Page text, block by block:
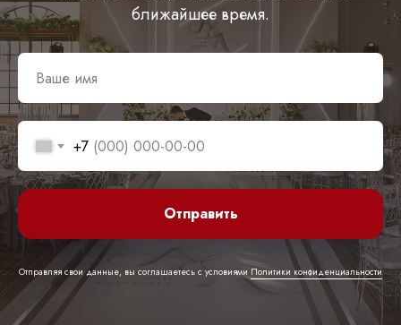
ближайшее время.
+7
Отправить
Отправляя свои данные, вы соглашаетесь с условиями Политики конфиденциальности
Александрова Александра Вадимовна
ИНН 860702939553
Остались вопросы?
Напишите мне, я отвечу на интересующие вопросы
Задать вопрос
Политика обработки персональных данных
Разработка и техническая поддержка сайтов
2026 © Все права защищены